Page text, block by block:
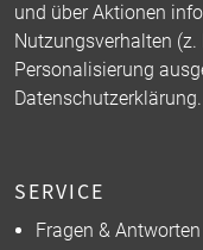
und über Aktionen
Nutzungsverhalten
Personalisierung
Datenschutzerklärung.
SERVICE
Fragen & Antworten